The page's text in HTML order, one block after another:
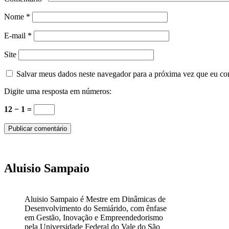
Nome *
E-mail *
Site
Salvar meus dados neste navegador para a próxima vez que eu
Digite uma resposta em números:
12 − 1 =
Aluisio Sampaio
Aluisio Sampaio é Mestre em Dinâmicas de
Desenvolvimento do Semiárido, com ênfase
em Gestão, Inovação e Empreendedorismo
pela Universidade Federal do Vale do São